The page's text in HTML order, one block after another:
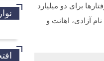
برای دو میلیارد
آزادی، اهانت و